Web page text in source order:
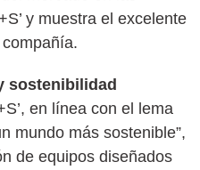
y muestra el excelente
sostenibilidad
en línea con el lema
mundo más sostenible”,
de equipos diseñados